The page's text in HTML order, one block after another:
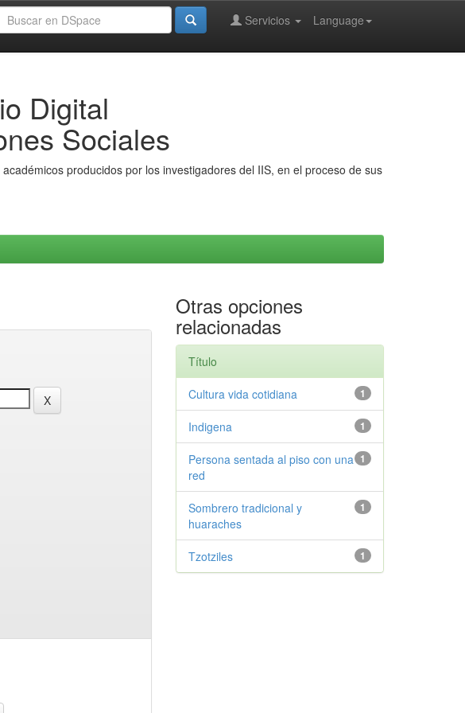
Language
Servicios
Digital
Sociales
producidos por los investigadores del IIS, en el proceso de sus
Otras opciones
relacionadas
Título
1
Cultura vida cotidiana
1
Indigena
1
Persona sentada al piso con una
red
1
Sombrero tradicional y
huaraches
1
Tzotziles